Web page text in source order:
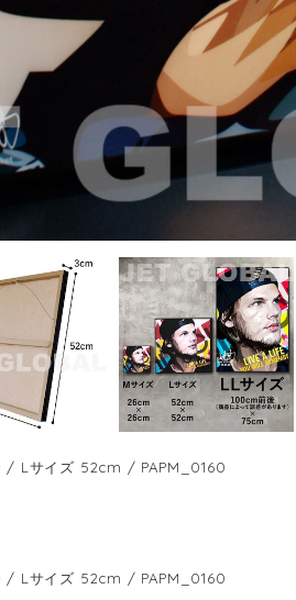
/ Lサイズ 52cm / PAPM_0160
/ Lサイズ 52cm / PAPM_0160